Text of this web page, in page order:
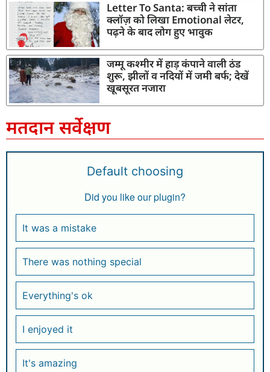
Letter To Santa: बच्ची ने सांता
क्लॉज़ को लिखा Emotional लेटर,
पढ़ने के बाद लोग हुए भावुक
जम्मू कश्मीर में हाड़ कंपाने वाली ठंड
शुरू, झीलों व नदियों में जमी बर्फ; देखें
खूबसूरत नजारा
मतदान सर्वेक्षण
Default choosing
Did you like our plugin?
It was a mistake
There was nothing special
Everything's ok
I enjoyed it
It's amazing